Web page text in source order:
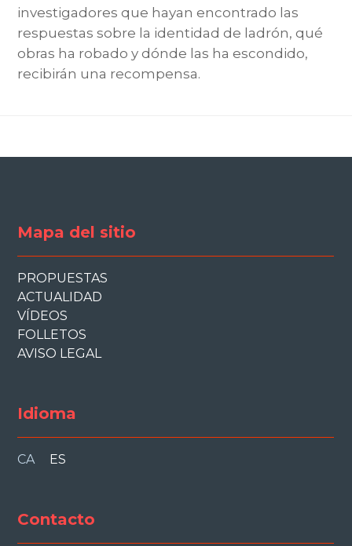
investigadores que hayan encontrado las
respuestas sobre la identidad de ladrón, qué
obras ha robado y dónde las ha escondido,
recibirán una recompensa.
Mapa del sitio
PROPUESTAS
ACTUALIDAD
VÍDEOS
FOLLETOS
AVISO LEGAL
Idioma
CA ES
Contacto